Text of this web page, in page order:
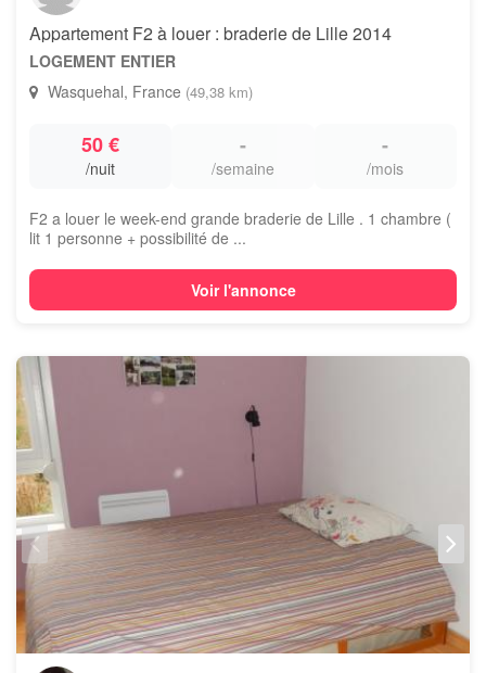
Appartement F2 à louer : braderie de Lille 2014
LOGEMENT ENTIER
Wasquehal, France (49,38 km)
50 €
/nuit
-
/semaine
-
/mois
F2 a louer le week-end grande braderie de Lille . 1 chambre (
lit 1 personne + possibilité de ...
Voir l'annonce